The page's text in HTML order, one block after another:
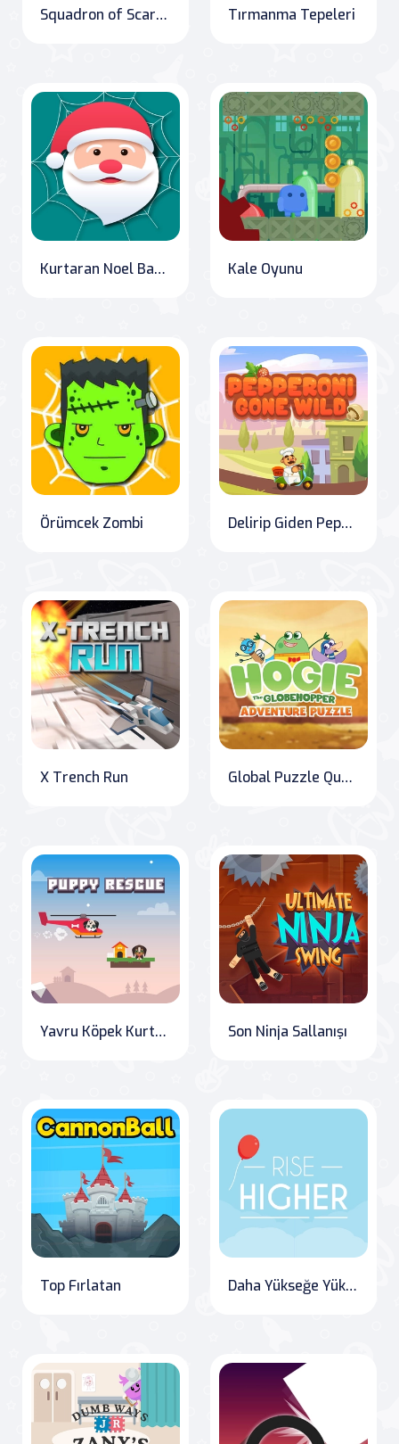
Squadron of Scarab Hunters Tırmanma Tepeleri
Kurtaran Noel Baba: Örümceklerin Canine! Kale Oyunu
Örümcek Zombi Delirip Giden Pepperoni
X Trench Run Global Puzzle Quest: The Adventures of Hogie the Globehopper
Yavru Köpek Kurtarma Son Ninja Sallanışı
Top Fırlatan Daha Yükseğe Yüksel